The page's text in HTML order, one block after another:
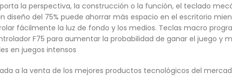
la perspectiva, la construcción o la función, el teclado
diseño del 75% puede ahorrar más espacio en el escritorio
fácilmente la luz de fondo y los medios. Teclas macro
F75 para aumentar la probabilidad de ganar el juego y
en juegos intensos
a la venta de los mejores productos tecnológicos del